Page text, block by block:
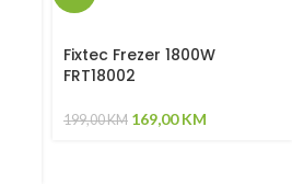
Fixtec Frezer 1800W
FRT18002
199,00KM 169,00KM